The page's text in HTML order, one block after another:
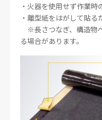
・火器を使用せず作業
・離型紙をはがして貼
※長さつなぎ、構造物
る場合があります。